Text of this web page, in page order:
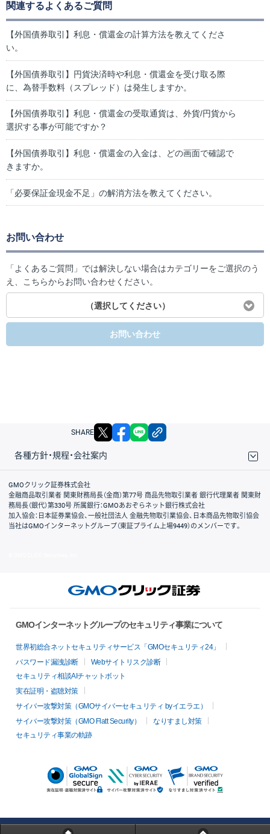
関連するよくあるご質問
【外国債券取引】利息・償還金の計算方法を教えてくださ
い。
【外国債券取引】円貨決済時や利息・償還金を受け取る際
に、為替手数料（スプレッド）は発生しますか。
【外国債券取引】利息・償還金の受取通貨は、外貨/円貨から
選択する事が可能ですか？
【外国債券取引】利息・償還金の入金は、どの画面で確認で
きますか。
「必要保証金現金不足」の解消方法を教えてください。
お問い合わせ
「よくあるご質問」では解決しない場合はカテゴリーをご選択のう
え、こちらからお問い合わせください。
（選択してください）
お問い合わせ
SHARE X facebook
各種方針・規程・会社案内
取引規程・約款
サイトマップ
その他のご案内
個人情報保護方針
最良執行方針
サイトのご利用について
ディスクレイマー
信託保全
リスク説明
会社案内
GMOクリック証券株式会社
金融商品取引業者 関東財務局長（金商）第77号 商品先物取引業者 銀行代理業者 関東財
務局長（銀代）第330号 所属銀行：GMOあおぞらネット銀行株式会社
加入協会：日本証券業協会、一般社団法人 金融先物取引業協会、日本商品先物取引協会
当社はGMOインターネットグループ（東証プライム上場9449）のメンバーです。
GMOインターネットグループのセキュリティ事業について
世界初総合ネットセキュリティサービス「GMOセキュリティ24」
パスワード漏洩診断
Webサイトリスク診断
セキュリティ相談AIチャットボット
実在証明・盗聴対策
サイバー攻撃対策（GMOサイバーセキュリティ byイエラエ）
サイバー攻撃対策（GMO Flatt Security）
なりすまし対策
セキュリティ事業の軌跡